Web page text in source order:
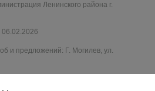
Ленинского района г.
06.02.2026
и предложений: Г. Могилев, ул.